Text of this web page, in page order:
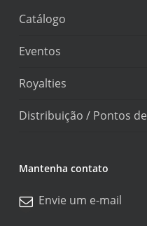
Catálogo
Eventos
Royalties
Distribuição / Pontos
Mantenha contato
Envie um e-mail